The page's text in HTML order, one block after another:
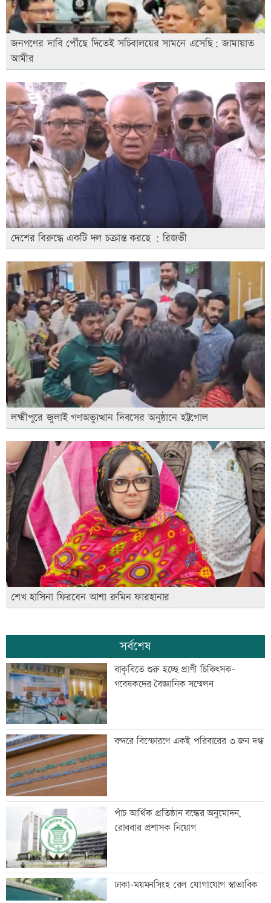
জনগণের দাবি পৌঁছে দিতেই সচিবালয়ের সামনে এসেছি: জামায়াত
আমীর
দেশের বিরুদ্ধে একটি দল চক্রান্ত করছে : রিজভী
লক্ষ্মীপুরে জুলাই গণঅভ্যুত্থান দিবসের অনুষ্ঠানে হট্টগোল
শেখ হাসিনা ফিরবেন আশা রুমিন ফারহানার
সর্বশেষ
বাকৃবিতে শুরু হচ্ছে প্রাণী চিকিৎসক-
গবেষকদের বৈজ্ঞানিক সম্মেলন
বন্দরে বিস্ফোরণে একই পরিবারের ৩ জন দগ্ধ
পাঁচ আর্থিক প্রতিষ্ঠান বন্ধের অনুমোদন,
রোববার প্রশাসক নিয়োগ
ঢাকা-ময়মনসিংহ রেল যোগাযোগ স্বাভাবিক